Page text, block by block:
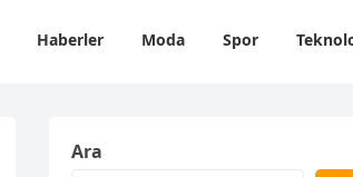
Haberler Moda Spor
Ara